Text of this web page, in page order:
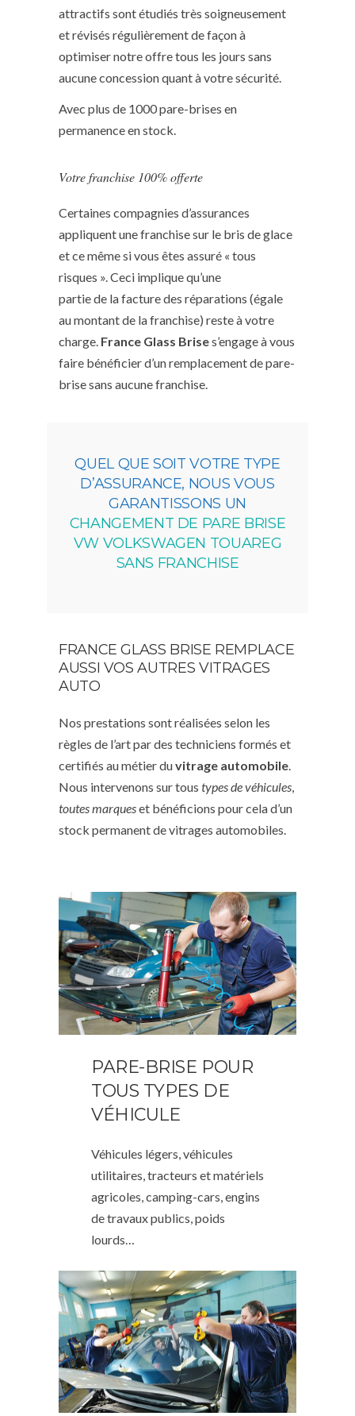
attractifs sont étudiés très soigneusement
et révisés régulièrement de façon à
optimiser notre offre tous les jours sans
aucune concession quant à votre sécurité.
Avec plus de 1000 pare-brises en
permanence en stock.
Votre franchise 100% offerte
Certaines compagnies d’assurances
appliquent une franchise sur le bris de glace
et ce même si vous êtes assuré « tous
risques ». Ceci implique qu’une
partie de la facture des réparations (égale
au montant de la franchise) reste à votre
charge. France Glass Brises’engage à vous
faire bénéficier d’un remplacement de pare-
brise sans aucune franchise.
QUEL QUE SOIT VOTRE TYPE
D’ASSURANCE, NOUS VOUS
GARANTISSONS UN
CHANGEMENT DE PARE BRISE
VW VOLKSWAGEN TOUAREG
SANS FRANCHISE
FRANCE GLASS BRISE REMPLACE
AUSSI VOS AUTRES VITRAGES
AUTO
Nos prestations sont réalisées selon les
règles de l’art par des techniciens formés et
certifiés au métier duvitrage automobile
Nous intervenons sur tous types de véhicules
toutes marqueset bénéficions pour cela d’un
stock permanent de vitrages automobiles.
PARE-BRISE POUR
TOUS TYPES DE
VÉHICULE
Véhicules légers, véhicules
utilitaires, tracteurs et matériels
agricoles, camping-cars, engins
de travaux publics, poids
lourds…